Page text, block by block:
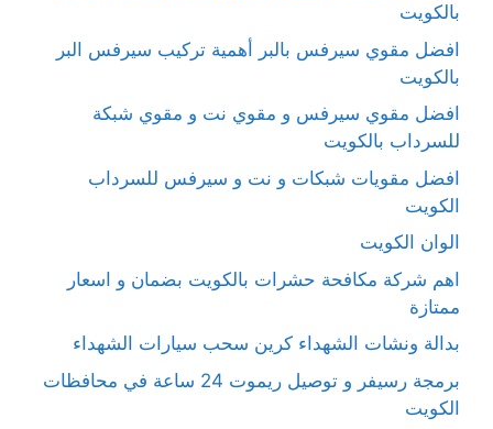
بالكويت
افضل مقوي سيرفس بالبر أهمية تركيب سيرفس البر
بالكويت
افضل مقوي سيرفس و مقوي نت و مقوي شبكة
للسرداب بالكويت
افضل مقويات شبكات و نت و سيرفس للسرداب
الكويت
الوان الكويت
اهم شركة مكافحة حشرات بالكويت بضمان و اسعار
ممتازة
بدالة ونشات الشهداء كرين سحب سيارات الشهداء
برمجة رسيفر و توصيل ريموت 24 ساعة في محافظات
الكويت